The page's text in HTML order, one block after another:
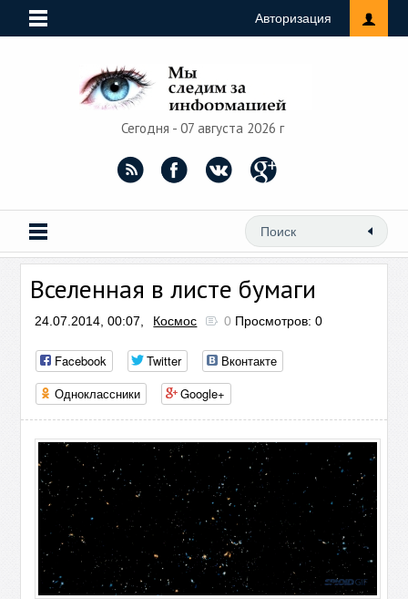
Авторизация
Сегодня - 07 августа 2026 г
Вселенная в листе бумаги
24.07.2014, 00:07, Космос 0 Просмотров: 0
Facebook Twitter
Вконтакте
Одноклассники
Google+